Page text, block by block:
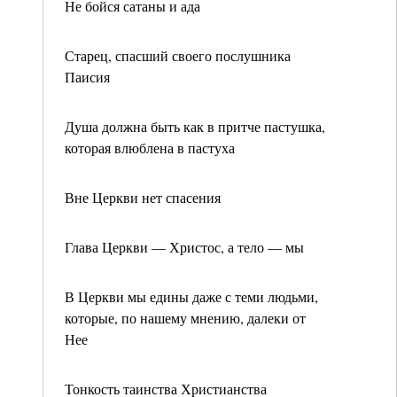
Не бойся сатаны и ада
Старец, спасший своего послушника
Паисия
Душа должна быть как в притче пастушка,
которая влюблена в пастуха
Вне Церкви нет спасения
Глава Церкви — Христос, а тело — мы
В Церкви мы едины даже с теми людьми,
которые, по нашему мнению, далеки от
Нее
Тонкость таинства Христианства